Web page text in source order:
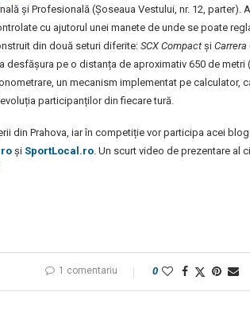
și Profesională (Șoseaua Vestului, nr. 12,
cu ajutorul unei manete de unde se poate
din două seturi diferite: SCX Compact și Carrera
desfășura pe o distanța de aproximativ 650 de
un mecanism implementat pe calculator,
participanților din fiecare tură.
din Prahova, iar în competiție vor participa acei
și SportLocal.ro. Un scurt video de prezentare al
1 comentariu 0